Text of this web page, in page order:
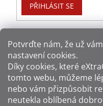
Potvrďte nám​​, že už
nastavení cookies.
Díky cookies, které
tomto webu, můžeme
nebo vám přizpůsobit
neutekla oblíbená
PŘIHLÁSIT SE